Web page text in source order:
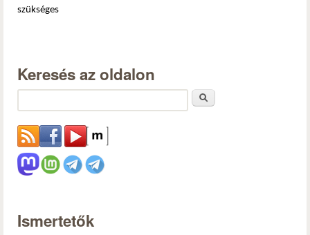
szükséges
Keresés az oldalon
Ismertetők